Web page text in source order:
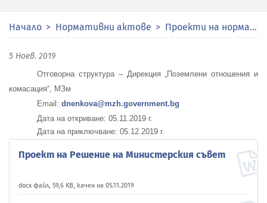
Начало Нормативни актове Проекти на нормативни актове
5 Ноев. 2019
Отговорна структура – Дирекция „Поземлени отношения и
комасация“, МЗм
Email:dnenkova@mzh.government.bg
Дата на откриване:05.11.2019 г.
Дата на приключване: 05.12.2019 г.
Проект на Решение на Министерския съвет
docx файл, 59,6 KB, качен на 05.11.2019